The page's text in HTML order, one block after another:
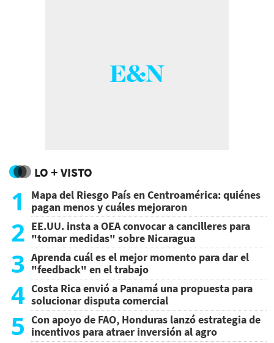
LO + VISTO
1
Mapa del Riesgo País en Centroamérica: quiénes
pagan menos y cuáles mejoraron
2 EE.UU. insta a OEA convocar a cancilleres para
"tomar medidas" sobre Nicaragua
3 Aprenda cuál es el mejor momento para dar el
"feedback" en el trabajo
4 Costa Rica envió a Panamá una propuesta para
solucionar disputa comercial
5 Con apoyo de FAO, Honduras lanzó estrategia de
incentivos para atraer inversión al agro